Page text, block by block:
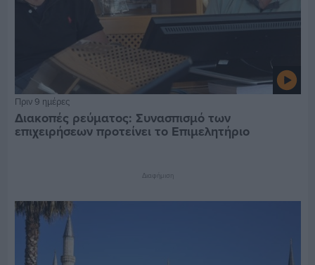
Πριν 9 ημέρες
Διακοπές ρεύματος: Συνασπισμό των
επιχειρήσεων προτείνει το Επιμελητήριο
Διαφήμιση